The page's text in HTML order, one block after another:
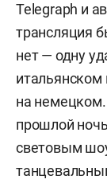
Telegraph и
трансляция
нет — одну
итальянском
на немецком.
прошлой
световым